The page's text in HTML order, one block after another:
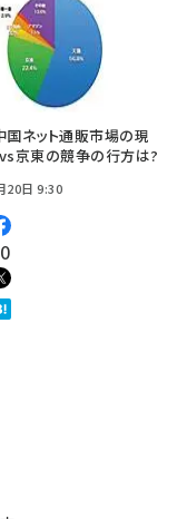
国ネット通販市場の現
京東の競争の行方は?
20日 9:30